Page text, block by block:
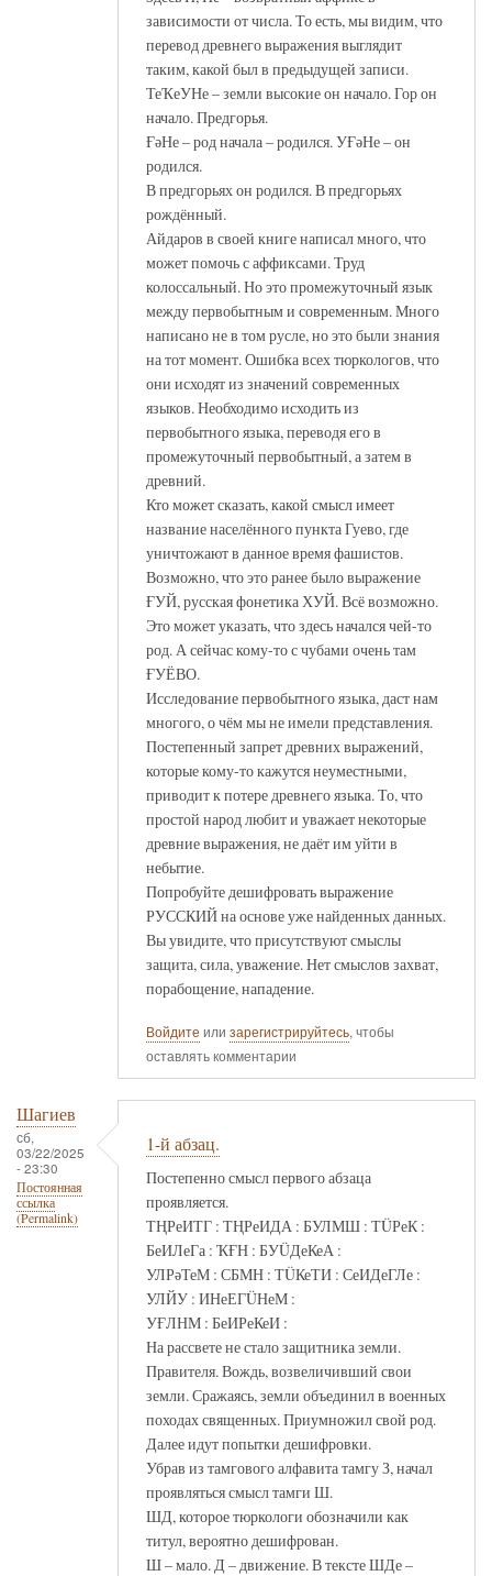
зависимости от числа. То есть, мы видим, что
перевод древнего выражения выглядит
таким, какой был в предыдущей записи.
ТеҠеУНе – земли высокие он начало. Гор он
начало. Предгорья.
ҒәНе – род начала – родился. УҒәНе – он
родился.
В предгорьях он родился. В предгорьях
рождённый.
Айдаров в своей книге написал много, что
может помочь с аффиксами. Труд
колоссальный. Но это промежуточный язык
между первобытным и современным. Много
написано не в том русле, но это были знания
на тот момент. Ошибка всех тюркологов, что
они исходят из значений современных
языков. Необходимо исходить из
первобытного языка, переводя его в
промежуточный первобытный, а затем в
древний.
Кто может сказать, какой смысл имеет
название населённого пункта Гуево, где
уничтожают в данное время фашистов.
Возможно, что это ранее было выражение
ҒУЙ, русская фонетика ХУЙ. Всё возможно.
Это может указать, что здесь начался чей-то
род. А сейчас кому-то с чубами очень там
ҒУЁВО.
Исследование первобытного языка, даст нам
многого, о чём мы не имели представления.
Постепенный запрет древних выражений,
которые кому-то кажутся неуместными,
приводит к потере древнего языка. То, что
простой народ любит и уважает некоторые
древние выражения, не даёт им уйти в
небытие.
Попробуйте дешифровать выражение
РУССКИЙ на основе уже найденных данных.
Вы увидите, что присутствуют смыслы
защита, сила, уважение. Нет смыслов захват,
порабощение, нападение.
Войдите или зарегистрируйтесь, чтобы
оставлять комментарии
Шагиев
сб,
03/22/2025
- 23:30
Постоянная
ссылка
(Permalink)
1-й абзац.
Постепенно смысл первого абзаца
проявляется.
ТҢРеИТГ : ТҢРеИДА : БУЛМШ : ТÜРеК :
БеИЛеГа : ҠҒН : БУÜДеКеА :
УЛРәТеМ : СБМН : ТÜКеТИ : СеИДеГЛе :
УЛЙУ : ИНеЕГÜНеМ :
УҒЛНМ : БеИРеКеИ :
На рассвете не стало защитника земли.
Правителя. Вождь, возвеличивший свои
земли. Сражаясь, земли объединил в военных
походах священных. Приумножил свой род.
Далее идут попытки дешифровки.
Убрав из тамгового алфавита тамгу З, начал
проявляться смысл тамги Ш.
ШД, которое тюркологи обозначили как
титул, вероятно дешифрован.
Ш – мало. Д – движение. В тексте ШДе –